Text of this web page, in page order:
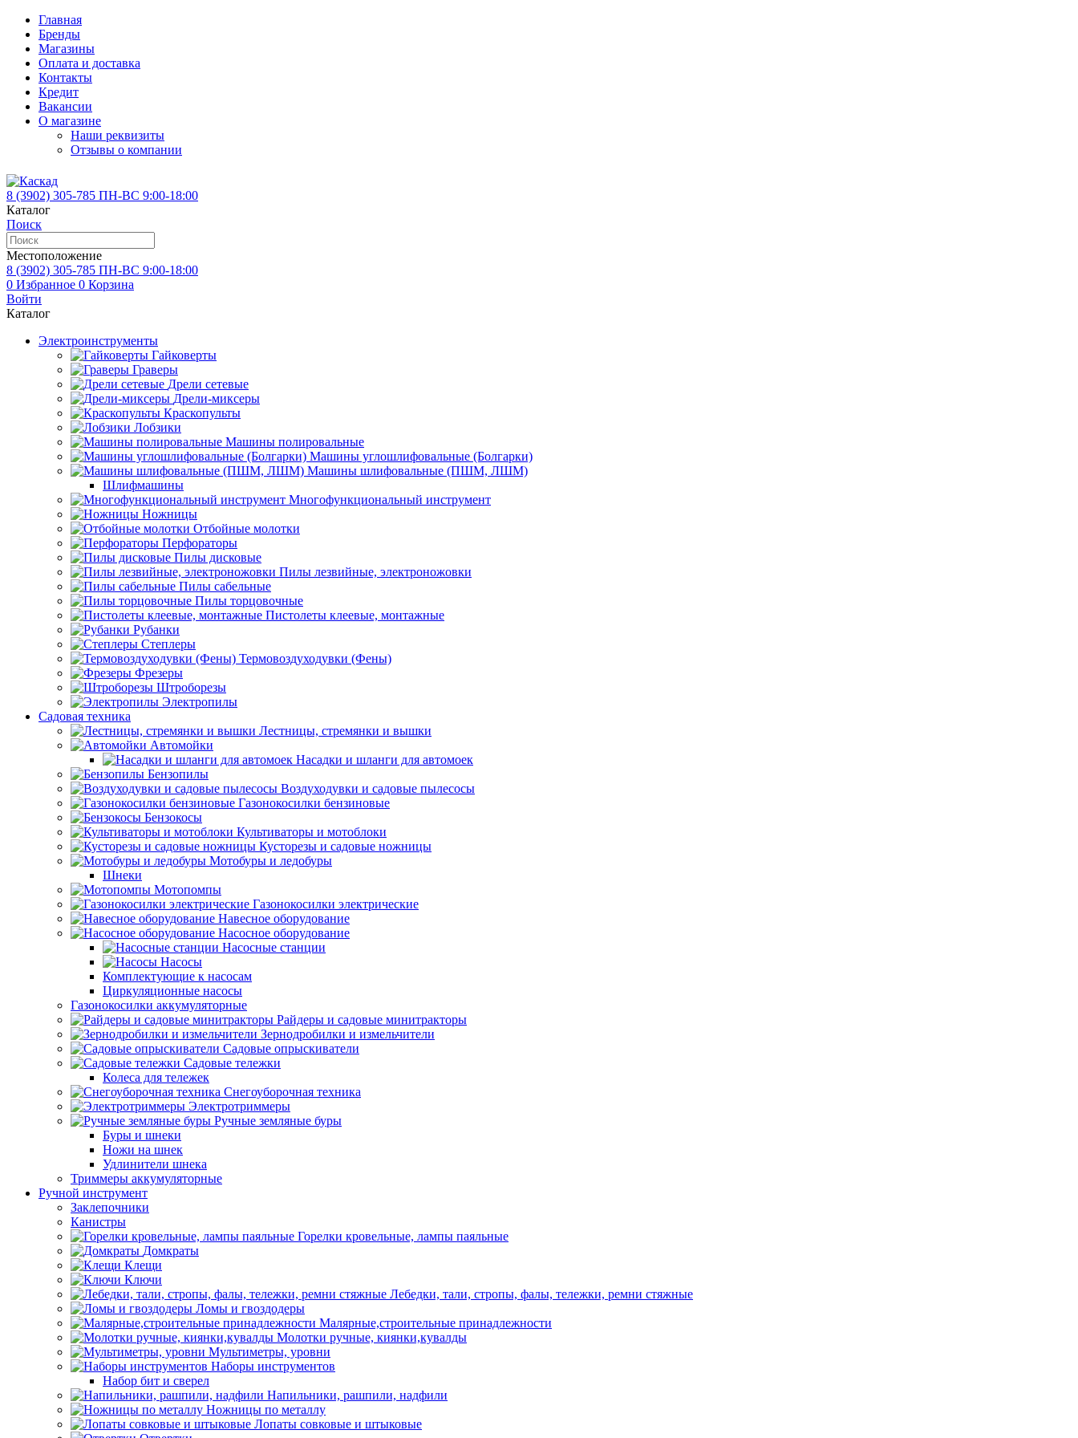
Главная
Бренды
Магазины
Оплата и доставка
Контакты
Кредит
Вакансии
О магазине
Наши реквизиты
Отзывы о компании
8 (3902) 305-785 ПН-ВС 9:00-18:00
Каталог
Поиск
Местоположение
8 (3902) 305-785 ПН-ВС 9:00-18:00
0 Избранное 0 Корзина
Войти
Каталог
Электроинструменты
Гайковерты
Граверы
Дрели сетевые
Дрели-миксеры
Краскопульты
Лобзики
Машины полировальные
Машины углошлифовальные (Болгарки)
Машины шлифовальные (ПШМ, ЛШМ)
Шлифмашины
Многофункциональный инструмент
Ножницы
Отбойные молотки
Перфораторы
Пилы дисковые
Пилы лезвийные, электроножовки
Пилы сабельные
Пилы торцовочные
Пистолеты клеевые, монтажные
Рубанки
Степлеры
Термовоздуходувки (Фены)
Фрезеры
Штроборезы
Электропилы
Садовая техника
Лестницы, стремянки и вышки
Автомойки
Насадки и шланги для автомоек
Бензопилы
Воздуходувки и садовые пылесосы
Газонокосилки бензиновые
Бензокосы
Культиваторы и мотоблоки
Кусторезы и садовые ножницы
Мотобуры и ледобуры
Шнеки
Мотопомпы
Газонокосилки электрические
Навесное оборудование
Насосное оборудование
Насосные станции
Насосы
Комплектующие к насосам
Циркуляционные насосы
Газонокосилки аккумуляторные
Райдеры и садовые минитракторы
Зернодробилки и измельчители
Садовые опрыскиватели
Садовые тележки
Колеса для тележек
Снегоуборочная техника
Электротриммеры
Ручные земляные буры
Буры и шнеки
Ножи на шнек
Удлинители шнека
Триммеры аккумуляторные
Ручной инструмент
Заклепочники
Канистры
Горелки кровельные, лампы паяльные
Домкраты
Клещи
Ключи
Лебедки, тали, стропы, фалы, тележки, ремни стяжные
Ломы и гвоздодеры
Малярные,строительные принадлежности
Молотки ручные, киянки,кувалды
Мультиметры, уровни
Наборы инструментов
Набор бит и сверел
Напильники, рашпили, надфили
Ножницы по металлу
Лопаты совковые и штыковые